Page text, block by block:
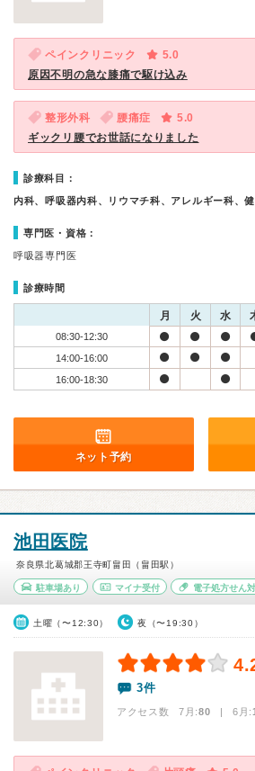
ペインクリニック
5.0
原因不明の急な膝痛で駆け込み
整形外科 腰痛症
5.0
ギックリ腰でお世話になりました
診療科目：
内科、呼吸器内科、リウマチ科、アレルギー科、
専門医・資格：
呼吸器専門医
診療時間
月 火 水
08:30-12:30
14:00-16:00
16:00-18:30
ネット予約
池田医院
奈良県北葛城郡王寺町畠田（畠田駅）
駐車場あり マイナ受付 電子処方せん
土曜（〜12:30） 夜（〜19:30）
3件
アクセス数 7月:80 | 6月: